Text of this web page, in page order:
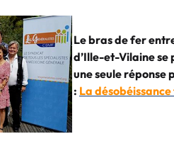
Le bras de fer
d’Ille-et-Vilaine se
une seule réponse
: La